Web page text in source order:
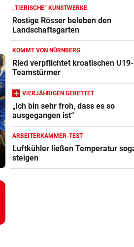
KI-Datenhunger
lässt neue
(Server-)Farmen
wachsen
500 Helfer
Gluthitze
„TIERISCHE“ KUNSTWERKE
Rostige Rösser beleben den
Landschaftsgarten
KOMMT VON NÜRNBERG
Ried verpflichtet kroatischen U19-
Teamstürmer
VIERJÄHRIGEN GERETTET
„Ich bin sehr froh, dass es so
ausgegangen ist“
ARBEITERKAMMER-TEST
Luftkühler ließen Temperatur
steigen